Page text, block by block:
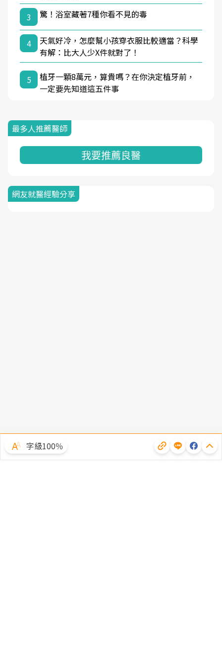
3
驚！浴室藏著7種你看不見的毒
4
天氣好冷，怎麼幫小孩穿衣服比較適當？科學
有解：比大人少X件就對了！
5
植牙一顆8萬元，算貴嗎？在你決定植牙前，
一定要先知道這五件事
最多人推薦醫師
我要推薦良醫
網友就醫經驗分享
字級100％